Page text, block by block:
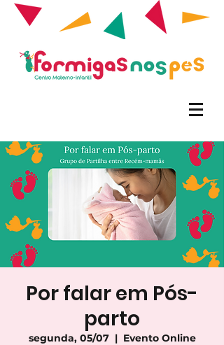
Por falar em Pós-
parto
segunda, 05/07
  |
Evento Online